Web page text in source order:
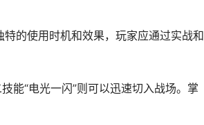
的使用时机和效果，玩家应通过实战和
能“电光一闪”则可以迅速切入战场。掌